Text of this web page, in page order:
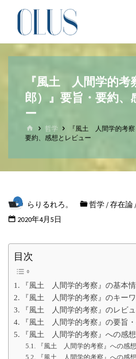
ン図
書館
（哲
学・
文
学・
人類
学）
志
め
に
『風土 人間学的考
郎）』要旨・要約、
ー
ホ
ー
哲学
『風土 人間学的考察
要約、感想とレビュー
らりるれろ。 哲学 /存在論
2020年4月5日
目次
『風土 人間学的考察』の基本
『風土 人間学的考察』のキー
『風土 人間学的考察』のレビ
『風土 人間学的考察』の要旨
『風土 人間学的考察』への感想
『風土 人間学的考察』への感
『風土 人間学的考察』への感